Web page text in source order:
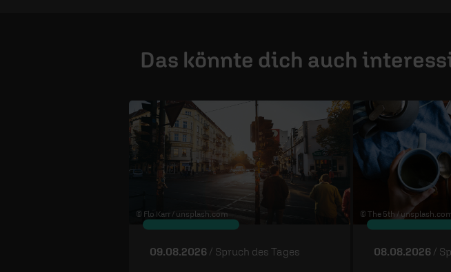
Das könnte dich auch
© Flo Karr / unsplash.com
09.08.2026 / Spruch des Tages
© The 5th /
08.08.2026 /